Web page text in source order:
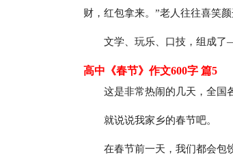
财，红包拿来。”老人往往喜笑
文学、玩乐、口技，组成了
高中《春节》作文600字 篇5
这是非常热闹的几天，全国
就说说我家乡的春节吧。
在春节前一天，我们都会包